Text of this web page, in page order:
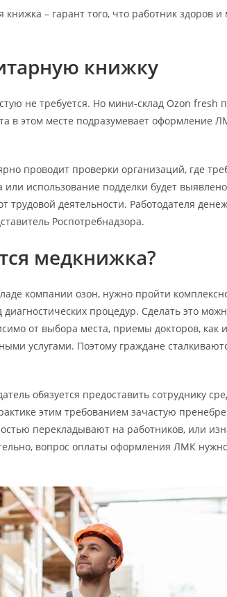
– гарант того, что работник здоров
книжку
не требуется. Но мини-склад Ozon fresh
в этом месте подразумевает оформление
проводит проверки организаций, где
или использование подделки будет
трудовой деятельности. Работодателя
Роспотребнадзора.
медкнижка?
компании озон, нужно пройти
процедур. Сделать это
от выбора места, приемы докторов, как
услугами. Поэтому граждане
обязуется предоставить сотруднику
этим требованием зачастую
перекладывают на работников, или
вопрос оплаты оформления ЛМК